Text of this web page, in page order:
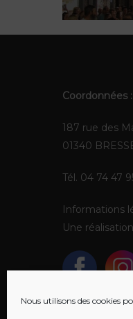
Nous utilisons des cookies
Coordonnées :
187 rue des
01340
Tél. 04 74 47
Informations
Une réalisation